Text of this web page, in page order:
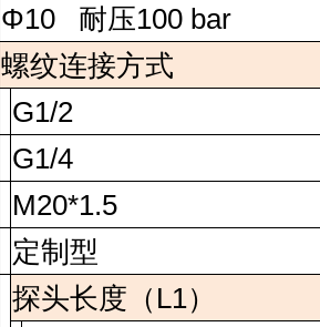
Φ10
耐压100 bar
螺纹连接方式
G1/2
G1/4
M20*1.5
定制型
探头长度（L1）